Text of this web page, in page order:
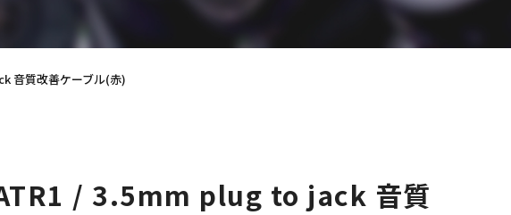
音質改善ケーブル(赤)
/ 3.5mm plug to jack 音質